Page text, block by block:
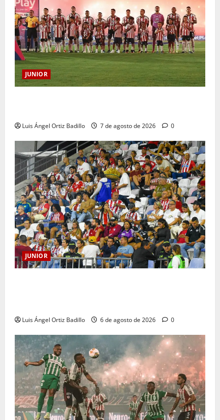
JUNIOR
Luis Ángel Ortiz Badillo 7 de agosto de 2026 0
JUNIOR
Luis Ángel Ortiz Badillo 6 de agosto de 2026 0